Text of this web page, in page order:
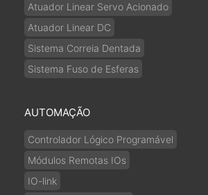
Atuador Linear Servo Acionado
Atuador Linear DC
Sistema Correia Dentada
Sistema Fuso de Esferas
AUTOMAÇÃO
Controlador Lógico Programável
Módulos Remotas IOs
IO-link